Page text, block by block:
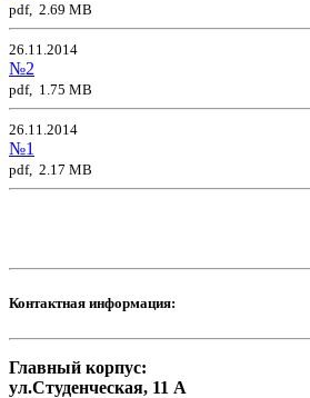
pdf, 2.69 MB
26.11.2014
№2
pdf, 1.75 MB
26.11.2014
№1
pdf, 2.17 MB
Контактная информация:
Главный корпус:
ул.Студенческая, 11 А